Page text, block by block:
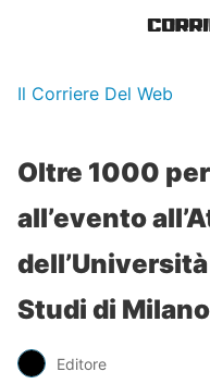
Il Corriere Del Web
Oltre 1000
all’evento
Studi di Milano
Editore